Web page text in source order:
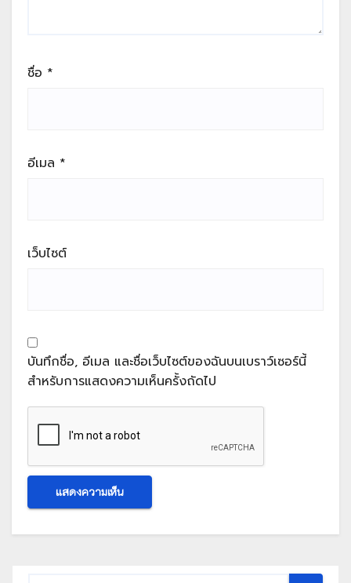
ชื่อ *
อีเมล *
เว็บไซต์
บันทึกชื่อ, อีเมล และชื่อเว็บไซต์ของฉันบนเบราว์เซอร์นี้
สำหรับการแสดงความเห็นครั้งถัดไป